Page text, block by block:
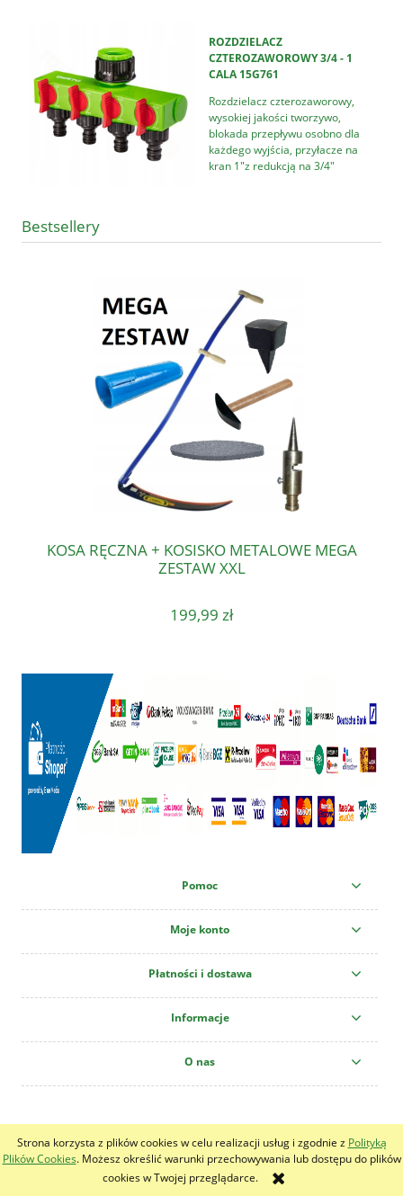
Strona korzysta z plików cookies w celu realizacji usług i zgodnie z Polityką
Plików Cookies. Możesz określić warunki przechowywania lub dostępu do plików
cookies w Twojej przeglądarce.
ROZDZIELACZ
CZTEROZAWOROWY 3/4 - 1
CALA 15G761
Rozdzielacz czterozaworowy,
wysokiej jakości tworzywo,
blokada przepływu osobno dla
każdego wyjścia, przyłacze na
kran 1"z redukcją na 3/4"
Bestsellery
KOSA RĘCZNA + KOSISKO METALOWE MEGA
ZESTAW XXL
199,99 zł
Pomoc
Moje konto
Płatności i dostawa
Informacje
O nas
pokaż pełną wersję strony
Sklep internetowy Shoper.pl